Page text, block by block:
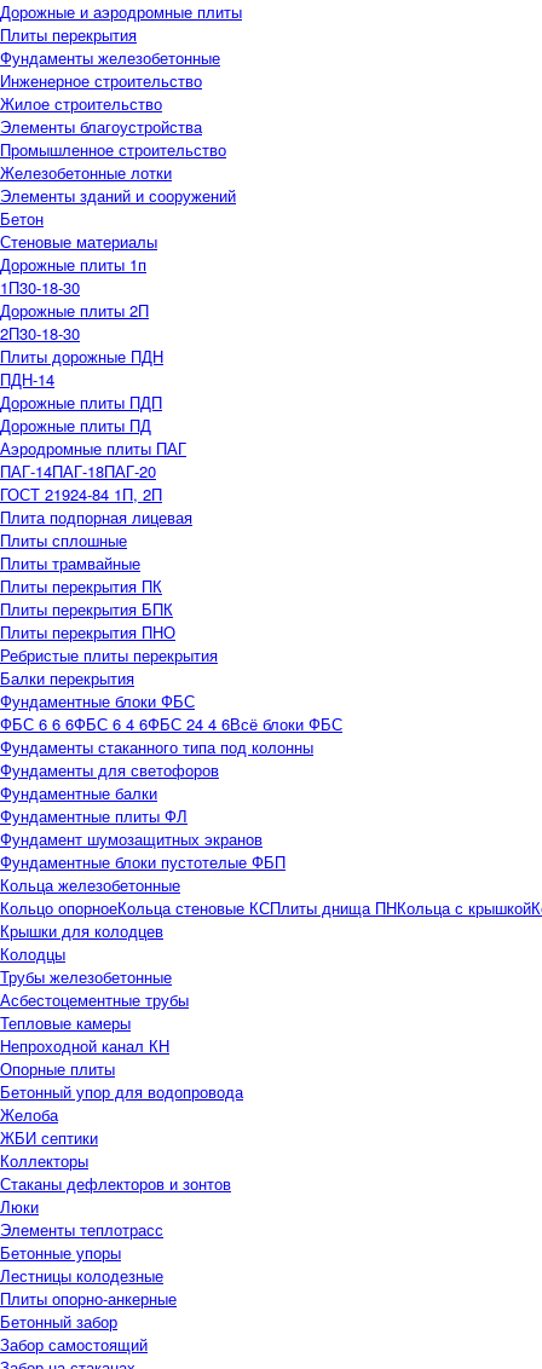
Дорожные и аэродромные плиты
Плиты перекрытия
Фундаменты железобетонные
Инженерное строительство
Жилое строительство
Элементы благоустройства
Промышленное строительство
Железобетонные лотки
Элементы зданий и сооружений
Бетон
Стеновые материалы
Дорожные плиты 1п
1П30-18-30
Дорожные плиты 2П
2П30-18-30
Плиты дорожные ПДН
ПДН-14
Дорожные плиты ПДП
Дорожные плиты ПД
Аэродромные плиты ПАГ
ПАГ-14ПАГ-18ПАГ-20
ГОСТ 21924-84 1П, 2П
Плита подпорная лицевая
Плиты сплошные
Плиты трамвайные
Плиты перекрытия ПК
Плиты перекрытия БПК
Плиты перекрытия ПНО
Ребристые плиты перекрытия
Балки перекрытия
Фундаментные блоки ФБС
ФБС 6 6 6ФБС 6 4 6ФБС 24 4 6Всё блоки ФБС
Фундаменты стаканного типа под колонны
Фундаменты для светофоров
Фундаментные балки
Фундаментные плиты ФЛ
Фундамент шумозащитных экранов
Фундаментные блоки пустотелые ФБП
Кольца железобетонные
Кольцо опорноеКольца стеновые КСПлиты днища ПНКольца с крышкой
Крышки для колодцев
Колодцы
Трубы железобетонные
Асбестоцементные трубы
Тепловые камеры
Непроходной канал КН
Опорные плиты
Бетонный упор для водопровода
Желоба
ЖБИ септики
Коллекторы
Стаканы дефлекторов и зонтов
Люки
Элементы теплотрасс
Бетонные упоры
Лестницы колодезные
Плиты опорно-анкерные
Бетонный забор
Забор самостоящий